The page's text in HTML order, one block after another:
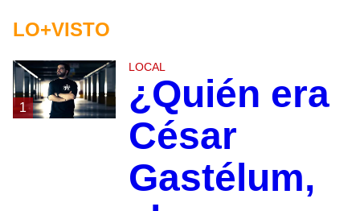
LO+VISTO
1
LOCAL
¿Quién era
César
Gastélum,